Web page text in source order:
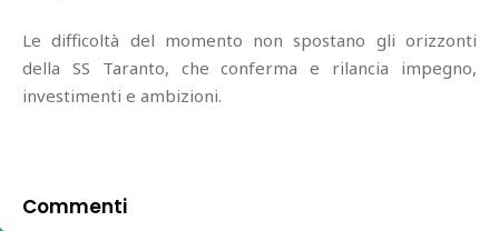
Le difficoltà del momento non spostano gli orizzonti
della SS Taranto, che conferma e rilancia impegno,
investimenti e ambizioni.
Commenti